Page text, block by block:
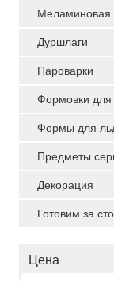
Меламиновая
Дуршлаги
Пароварки
Формовки для
Формы для
Предметы
Декорация
Готовим за
Цена